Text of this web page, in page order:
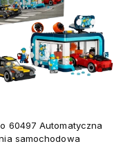
60497 Automatyczna
samochodowa